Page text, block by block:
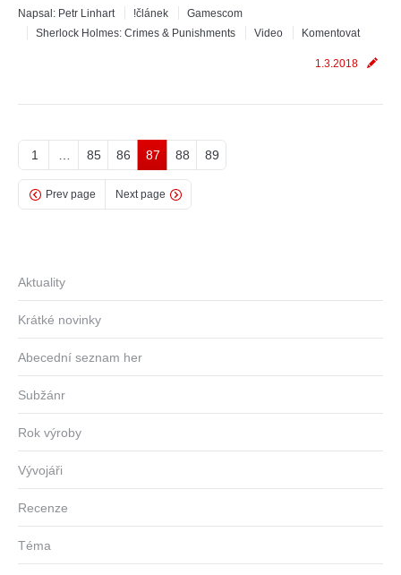
Napsal: Petr Linhart !článek
Gamescom
Sherlock Holmes: Crimes & Punishments
Video Komentovat
1.3.2018
1 85 86 87 88 89
Prev page Next page
Aktuality
Krátké novinky
Abecední seznam her
Subžánr
Rok výroby
Vývojáři
Recenze
Téma